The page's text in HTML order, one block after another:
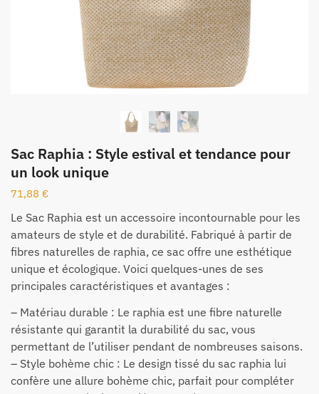
Sac Raphia : Style estival et tendance pour
un look unique
71,88 €
Le Sac Raphia est un accessoire incontournable pour les
amateurs de style et de durabilité. Fabriqué à partir de
fibres naturelles de raphia, ce sac offre une esthétique
unique et écologique. Voici quelques-unes de ses
principales caractéristiques et avantages :
– Matériau durable : Le raphia est une fibre naturelle
résistante qui garantit la durabilité du sac, vous
permettant de l’utiliser pendant de nombreuses saisons.
– Style bohème chic : Le design tissé du sac raphia lui
confère une allure bohème chic, parfait pour compléter